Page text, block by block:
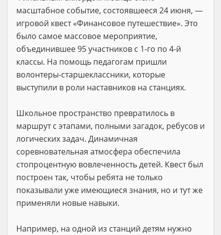
масштабное событие, состоявшееся 24 июня, —
игровой квест «Финансовое путешествие». Это
было самое массовое мероприятие,
объединившее 95 участников с 1-го по 4-й
классы. На помощь педагогам пришли
волонтеры-старшеклассники, которые
выступили в роли наставников на станциях.
Школьное пространство превратилось в
маршрут с этапами, полными загадок, ребусов и
логических задач. Динамичная
соревновательная атмосфера обеспечила
стопроцентную вовлеченность детей. Квест был
построен так, чтобы ребята не только
показывали уже имеющиеся знания, но и тут же
применяли новые навыки.
Например, на одной из станций детям нужно